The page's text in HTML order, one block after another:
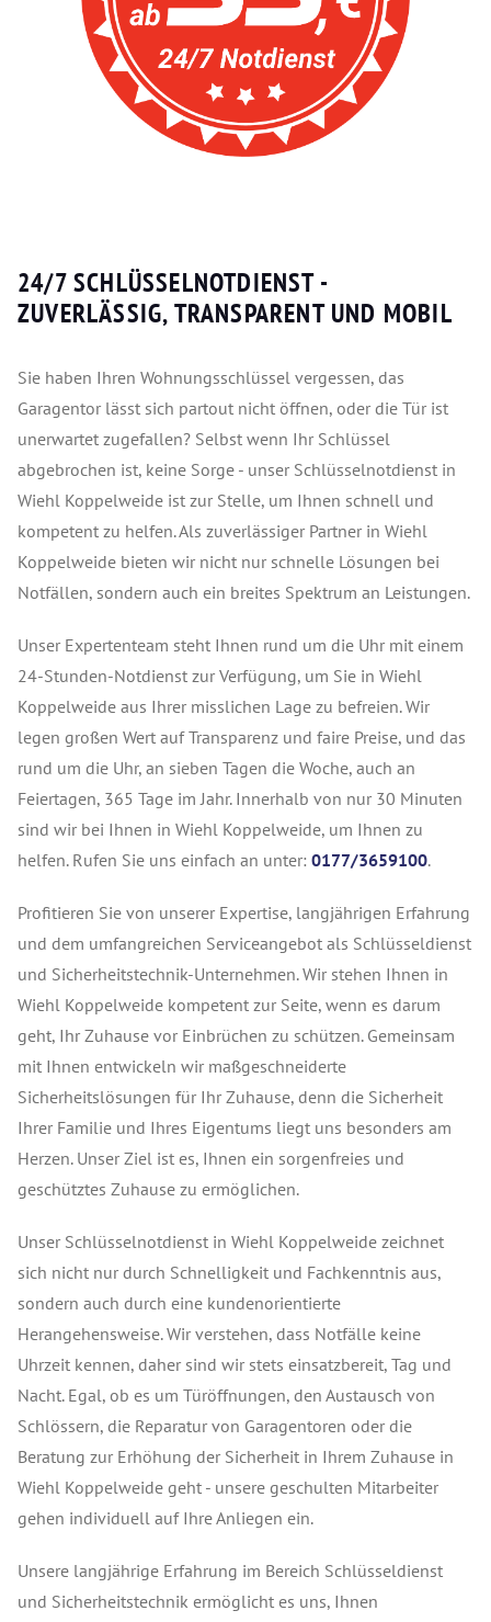
24/7 SCHLÜSSELNOTDIENST -
ZUVERLÄSSIG, TRANSPARENT UND MOBIL
Sie haben Ihren Wohnungsschlüssel vergessen, das
Garagentor lässt sich partout nicht öffnen, oder die Tür ist
unerwartet zugefallen? Selbst wenn Ihr Schlüssel
abgebrochen ist, keine Sorge - unser Schlüsselnotdienst in
Wiehl Koppelweide ist zur Stelle, um Ihnen schnell und
kompetent zu helfen. Als zuverlässiger Partner in Wiehl
Koppelweide bieten wir nicht nur schnelle Lösungen bei
Notfällen, sondern auch ein breites Spektrum an Leistungen.
Unser Expertenteam steht Ihnen rund um die Uhr mit einem
24-Stunden-Notdienst zur Verfügung, um Sie in Wiehl
Koppelweide aus Ihrer misslichen Lage zu befreien. Wir
legen großen Wert auf Transparenz und faire Preise, und das
rund um die Uhr, an sieben Tagen die Woche, auch an
Feiertagen, 365 Tage im Jahr. Innerhalb von nur 30 Minuten
sind wir bei Ihnen in Wiehl Koppelweide, um Ihnen zu
helfen. Rufen Sie uns einfach an unter: 0177/3659100.
Profitieren Sie von unserer Expertise, langjährigen Erfahrung
und dem umfangreichen Serviceangebot als Schlüsseldienst
und Sicherheitstechnik-Unternehmen. Wir stehen Ihnen in
Wiehl Koppelweide kompetent zur Seite, wenn es darum
geht, Ihr Zuhause vor Einbrüchen zu schützen. Gemeinsam
mit Ihnen entwickeln wir maßgeschneiderte
Sicherheitslösungen für Ihr Zuhause, denn die Sicherheit
Ihrer Familie und Ihres Eigentums liegt uns besonders am
Herzen. Unser Ziel ist es, Ihnen ein sorgenfreies und
geschütztes Zuhause zu ermöglichen.
Unser Schlüsselnotdienst in Wiehl Koppelweide zeichnet
sich nicht nur durch Schnelligkeit und Fachkenntnis aus,
sondern auch durch eine kundenorientierte
Herangehensweise. Wir verstehen, dass Notfälle keine
Uhrzeit kennen, daher sind wir stets einsatzbereit, Tag und
Nacht. Egal, ob es um Türöffnungen, den Austausch von
Schlössern, die Reparatur von Garagentoren oder die
Beratung zur Erhöhung der Sicherheit in Ihrem Zuhause in
Wiehl Koppelweide geht - unsere geschulten Mitarbeiter
gehen individuell auf Ihre Anliegen ein.
Unsere langjährige Erfahrung im Bereich Schlüsseldienst
und Sicherheitstechnik ermöglicht es uns, Ihnen